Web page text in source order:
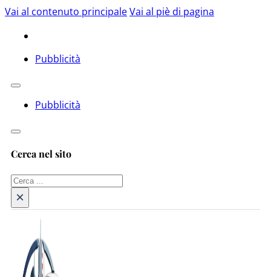
Vai al contenuto principaleVai al piè di pagina
Pubblicità
Pubblicità
Cerca nel sito
Cerca
×